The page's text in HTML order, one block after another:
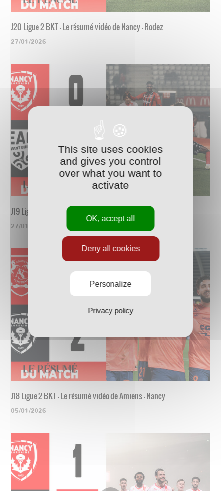
J20 Ligue 2 BKT - Le résumé vidéo de Nancy - Rodez
27/01/2026
J19 Ligue 2 BKT - Le résumé vidéo de Nancy - Guingamp
27/01/2026
J18 Ligue 2 BKT - Le résumé vidéo de Amiens - Nancy
05/01/2026
This site uses cookies
and gives you control
over what you want to
activate
OK, accept all
Deny all cookies
Personalize
Privacy policy